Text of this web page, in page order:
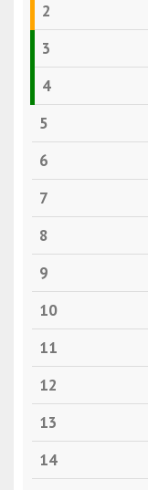
2
3
4
5
6
7
8
9
10
11
12
13
14